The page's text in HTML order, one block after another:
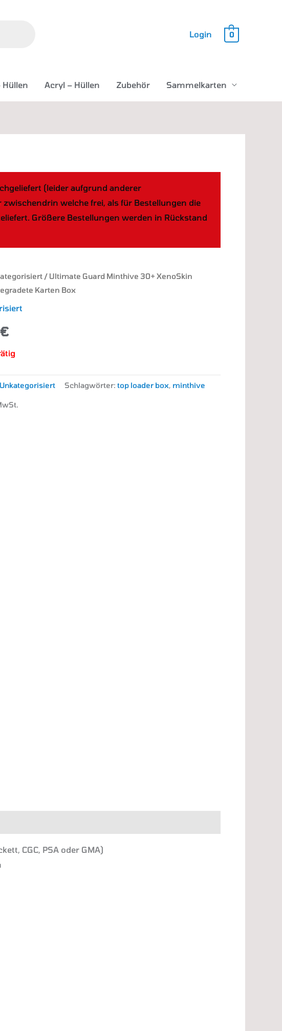
Login 0
Hüllen Acryl – Hüllen Zubehör Sammelkarten
(leider aufgrund anderer
welche frei, als für Bestellungen die
Größere Bestellungen werden in Rückstand
/ Ultimate Guard Minthive 30+ XenoSkin
Karten Box
€
Unkategorisiert Schlagwörter:top loader box, minthive
CGC, PSA oder GMA)